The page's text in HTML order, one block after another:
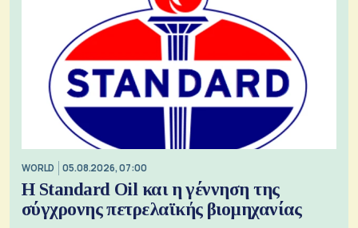
WORLD 05.08.2026, 07:00
Η Standard Oil και η γέννηση της
σύγχρονης πετρελαϊκής βιομηχανίας